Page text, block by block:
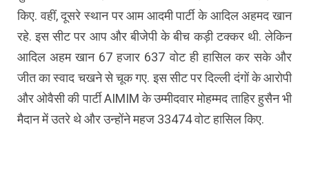
किए. वहीं, दूसरे स्थान पर आम आदमी पार्टी के आदिल अहमद खान
रहे. इस सीट पर आप और बीजेपी के बीच कड़ी टक्कर थी. लेकिन
आदिल अहम खान 67 हजार 637 वोट ही हासिल कर सके और
जीत का स्वाद चखने से चूक गए. इस सीट पर दिल्ली दंगों के आरोपी
और ओवैसी की पार्टी AIMIM के उम्मीदवार मोहम्मद ताहिर हुसैन भी
मैदान में उतरे थे और उन्होंने महज 33474 वोट हासिल किए.